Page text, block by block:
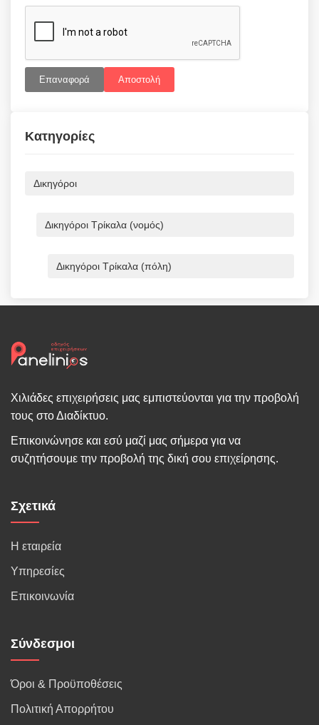
Επαναφορά Αποστολή
Κατηγορίες
Δικηγόροι
Δικηγόροι Τρίκαλα (νομός)
Δικηγόροι Τρίκαλα (πόλη)
Χιλιάδες επιχειρήσεις μας εμπιστεύονται για την προβολή
τους στο Διαδίκτυο.
Επικοινώνησε και εσύ μαζί μας σήμερα για να
συζητήσουμε την προβολή της δική σου επιχείρησης.
Σχετικά
Η εταιρεία
Υπηρεσίες
Επικοινωνία
Σύνδεσμοι
Όροι & Προϋποθέσεις
Πολιτική Απορρήτου